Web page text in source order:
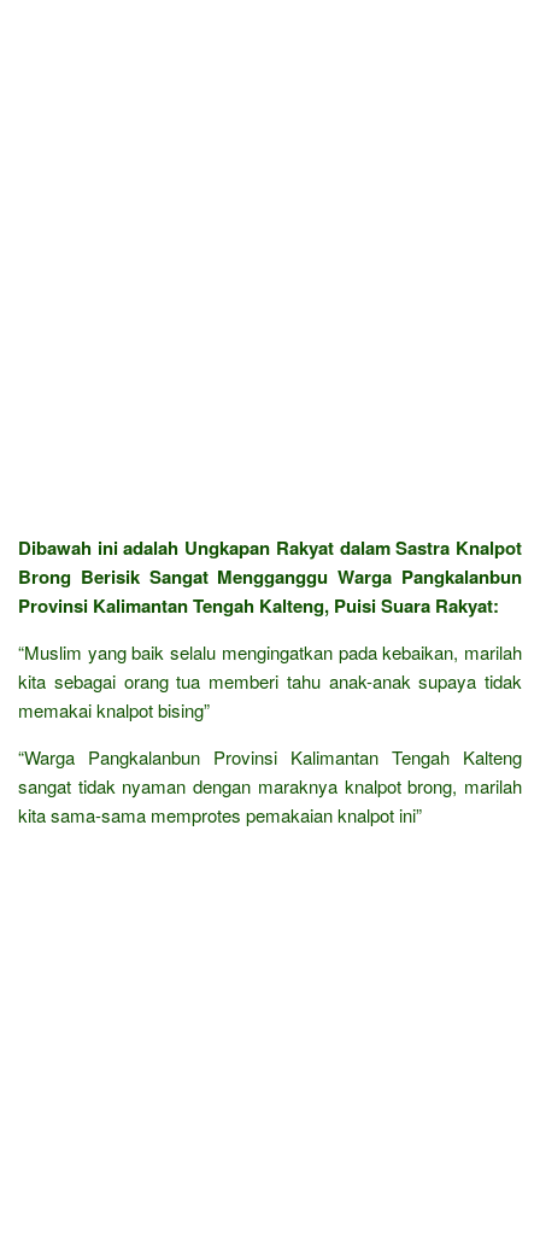
Dibawah ini adalah Ungkapan Rakyat dalam Sastra Knalpot
Brong Berisik Sangat Mengganggu Warga Pangkalanbun
Provinsi Kalimantan Tengah Kalteng, Puisi Suara Rakyat:
“Muslim yang baik selalu mengingatkan pada kebaikan, marilah
kita sebagai orang tua memberi tahu anak-anak supaya tidak
memakai knalpot bising”
“Warga Pangkalanbun Provinsi Kalimantan Tengah Kalteng
sangat tidak nyaman dengan maraknya knalpot brong, marilah
kita sama-sama memprotes pemakaian knalpot ini”